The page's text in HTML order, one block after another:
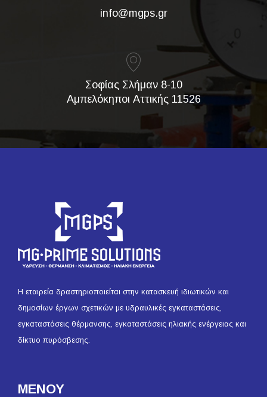
info@mgps.gr
Σοφίας Σλήμαν 8-10
Αμπελόκηποι Αττικής 11526
Η εταιρεία δραστηριοποιείται στην κατασκευή ιδιωτικών και
δημοσίων έργων σχετικών με υδραυλικές εγκαταστάσεις,
εγκαταστάσεις θέρμανσης, εγκαταστάσεις ηλιακής ενέργειας και
δίκτυο πυρόσβεσης.
ΜΕΝΟΥ